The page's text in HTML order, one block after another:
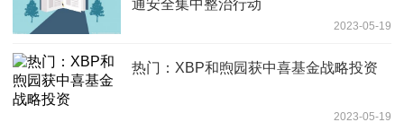
通安全集中整治行动
2023-05-19
热门：XBP和煦园获中喜基金战略投资
2023-05-19